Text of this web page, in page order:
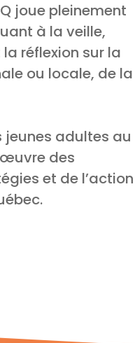
joue pleinement
à la veille,
réflexion sur la
ou locale, de la
jeunes adultes au
des
et de l’action